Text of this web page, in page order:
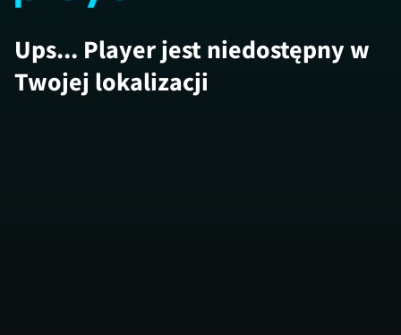
Ups... Player jest niedostępny w
Twojej lokalizacji